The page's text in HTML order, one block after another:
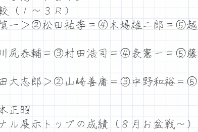
（１～３Ｒ）
一＞②松田祐季＝④木場雄二郎＝⑤越
尻泰輔＝③村田浩司＝④表憲一＝⑤藤
大志郎＞②山崎善庸＝③中野和裕＝⑤
正昭
ル展示トップの成績（８月お盆戦～）